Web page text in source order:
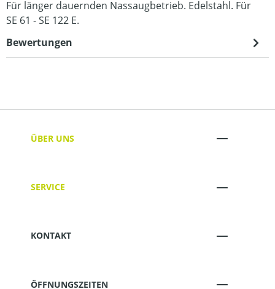
Für länger dauernden Nassaugbetrieb. Edelstahl. Für
SE 61 - SE 122 E.
Bewertungen
ÜBER UNS
SERVICE
KONTAKT
ÖFFNUNGSZEITEN